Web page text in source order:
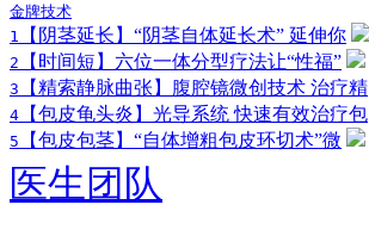
金牌技术
1
【阴茎延长】“阴茎自体延长术” 延伸你
2 【时间短】六位一体分型疗法让“性福”
3 【精索静脉曲张】腹腔镜微创技术 治疗精
4 【包皮龟头炎】光导系统 快速有效治疗包
5 【包皮包茎】“自体增粗包皮环切术”微
医生团队